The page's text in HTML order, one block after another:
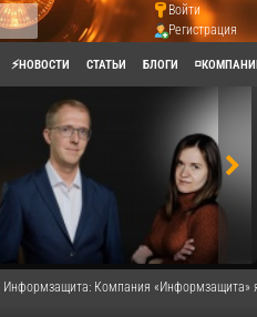
Войти
Регистрация
⚡НОВОСТИ СТАТЬИ БЛОГИ
Информзащита: Компания «Информзащита»